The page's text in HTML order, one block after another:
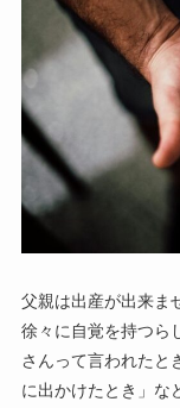
父親は出産が出来ま
徐々に自覚を持つら
さんって言われたと
に出かけたとき」な